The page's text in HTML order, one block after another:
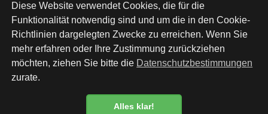
Diese Website verwendet Cookies, die für die
Funktionalität notwendig sind und um die in den Cookie-
Richtlinien dargelegten Zwecke zu erreichen. Wenn Sie
mehr erfahren oder Ihre Zustimmung zurückziehen
möchten, ziehen Sie bitte die Datenschutzbestimmungen
zurate.
Alles klar!
Newsletter
SENDEN
Impressum•Versand•Kontakt•